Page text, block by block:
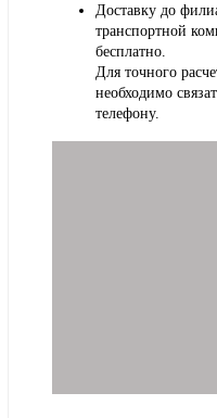
Доставку до
транспортной
бесплатно.
Для точного
необходимо
телефону.